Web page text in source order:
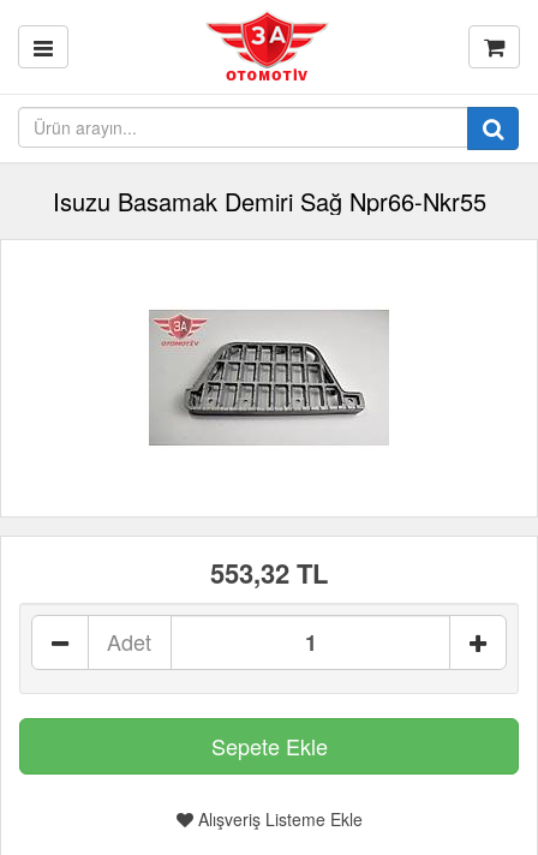
Isuzu Basamak Demiri Sağ Npr66-Nkr55
553,32 TL
Adet
Alışveriş Listeme Ekle